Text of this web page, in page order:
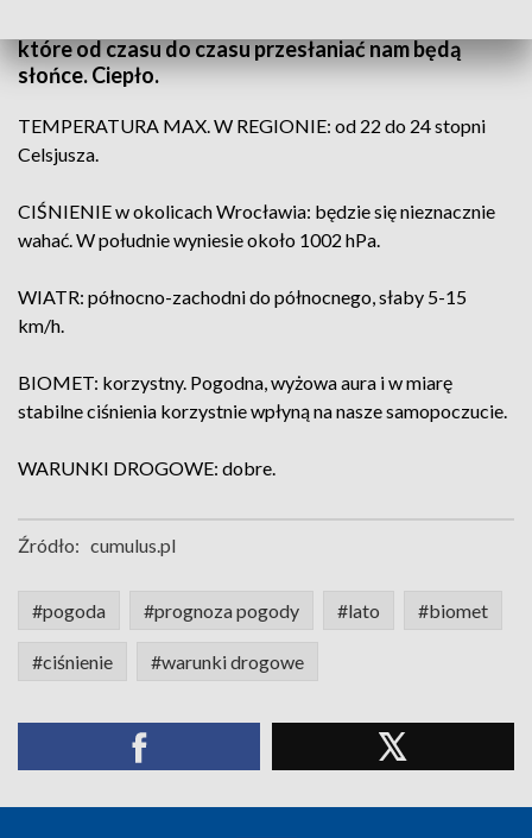
które od czasu do czasu przesłaniać nam będą
słońce. Ciepło.
TEMPERATURA MAX. W REGIONIE: od 22 do 24 stopni
Celsjusza.
CIŚNIENIE w okolicach Wrocławia: będzie się nieznacznie
wahać. W południe wyniesie około 1002 hPa.
WIATR: północno-zachodni do północnego, słaby 5-15
km/h.
BIOMET: korzystny. Pogodna, wyżowa aura i w miarę
stabilne ciśnienia korzystnie wpłyną na nasze samopoczucie.
WARUNKI DROGOWE: dobre.
Źródło: cumulus.pl
#pogoda #prognoza pogody #lato #biomet
#ciśnienie #warunki drogowe